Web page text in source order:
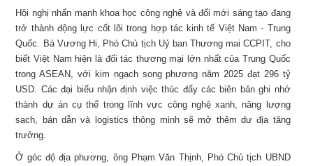
Hội nghị nhấn mạnh khoa học công nghệ và đổi mới sáng tạo đang
trở thành động lực cốt lõi trong hợp tác kinh tế Việt Nam - Trung
Quốc. Bà Vương Hi, Phó Chủ tịch Uỷ ban Thương mai CCPIT, cho
biết Việt Nam hiện là đối tác thương mại lớn nhất của Trung Quốc
trong ASEAN, với kim ngạch song phương năm 2025 đạt 296 tỷ
USD. Các đại biểu nhận định việc thúc đẩy các biên bản ghi nhớ
thành dự án cụ thể trong lĩnh vực công nghệ xanh, năng lượng
sạch, bán dẫn và logistics thông minh sẽ mở thêm dư địa tăng
trưởng.
Ở góc độ địa phương, ông Phạm Văn Thịnh, Phó Chủ tịch UBND